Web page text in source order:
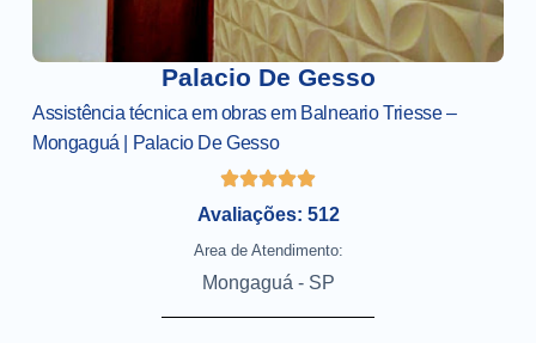
Palacio De Gesso
Assistência técnica em obras em Balneario Triesse –
Mongaguá | Palacio De Gesso
Avaliações: 512
Area de Atendimento:
Mongaguá - SP